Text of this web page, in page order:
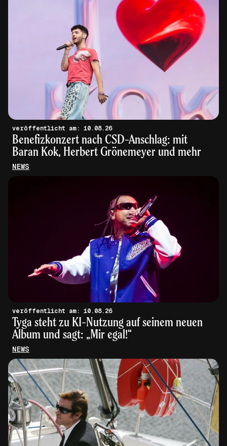
veröffentlicht am: 10.08.26
Benefizkonzert nach CSD-Anschlag: mit
Baran Kok, Herbert Grönemeyer und mehr
NEWS
veröffentlicht am: 10.08.26
Tyga steht zu KI-Nutzung auf seinem neuen
Album und sagt: „Mir egal!“
NEWS